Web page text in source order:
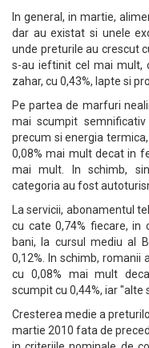
In general, in martie,
dar au existat si unele
unde preturile au crescut
s-au ieftinit cel mai mult,
zahar, cu 0,43%, lapte si
Pe partea de marfuri
mai scumpit
precum si energia
0,08% mai mult decat in
mai mult. In schimb,
categoria au fost
La servicii, abonamentul
cu cate 0,74% fiecare, in
bani, la cursul mediu al
0,12%. In schimb, romanii
cu 0,08% mai mult
scumpit cu 0,44%, iar "alte
Cresterea medie a
martie 2010 fata de